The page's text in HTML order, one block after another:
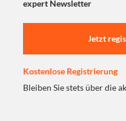
expert Newsletter
Jetzt
Kostenlose Registrierung
Bleiben Sie stets über die